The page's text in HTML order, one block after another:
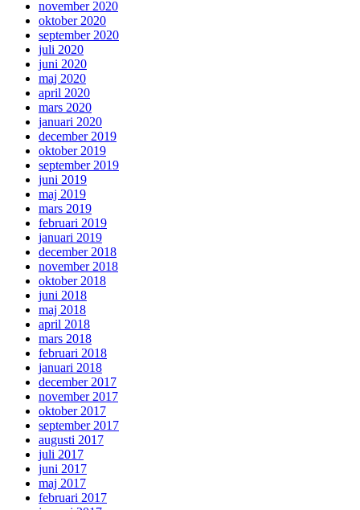
november 2020
oktober 2020
september 2020
juli 2020
juni 2020
maj 2020
april 2020
mars 2020
januari 2020
december 2019
oktober 2019
september 2019
juni 2019
maj 2019
mars 2019
februari 2019
januari 2019
december 2018
november 2018
oktober 2018
juni 2018
maj 2018
april 2018
mars 2018
februari 2018
januari 2018
december 2017
november 2017
oktober 2017
september 2017
augusti 2017
juli 2017
juni 2017
maj 2017
februari 2017